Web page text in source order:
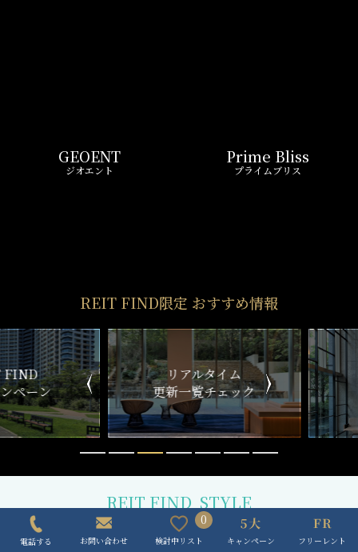
更新一覧チェック
仲介手数料0円～
賢い選択で
お得に契約
初期費用お問い合わせ
気になる物件を
5分以内で回答
おとり物件なし
物件情報の更新鮮度は
検索サイトでは高水準
リモート内覧対応
遠方にて内覧できずとも
しっかりサポート
電話する お問い合わせ
0
検討中リスト キャンペーン フリーレント